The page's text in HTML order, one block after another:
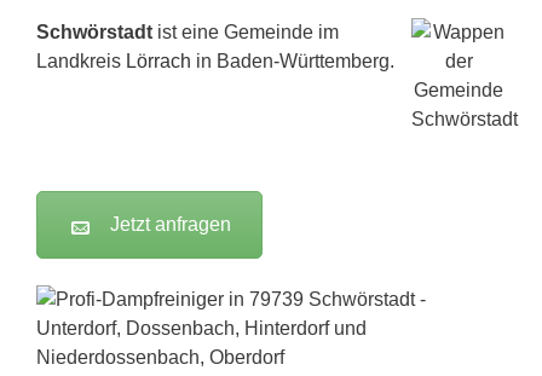
Schwörstadt ist eine Gemeinde im
Landkreis Lörrach in Baden-Württemberg.
Jetzt anfragen